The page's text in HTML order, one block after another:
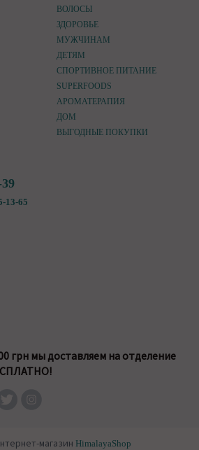
ВОЛОСЫ
ЗДОРОВЬЕ
МУЖЧИНАМ
ДЕТЯМ
СПОРТИВНОЕ ПИТАНИЕ
SUPERFOODS
АРОМАТЕРАПИЯ
ДОМ
ВЫГОДНЫЕ ПОКУПКИ
13-65
грн мы доставляем на отделение
магазин HimalayaShop